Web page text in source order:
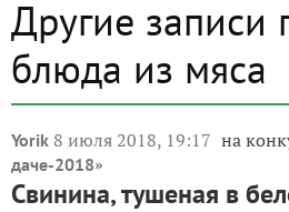
Другие записи
блюда из мяса
Yorik 8 июля 2018, 19:17 на
даче-2018»
Свинина, тушеная в